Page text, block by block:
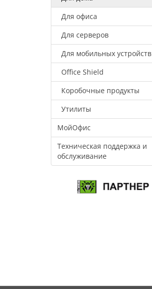
Для офиса
Для серверов
Для мобильных устройств
Office Shield
Коробочные продукты
Утилиты
МойОфис
Техническая поддержка и
обслуживание